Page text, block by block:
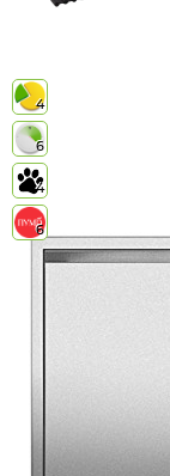
4
6
4
6